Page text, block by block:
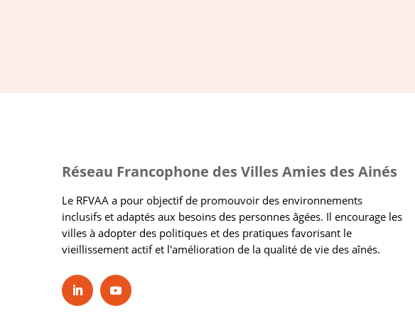
Réseau Francophone des Villes Amies des Ainés
Le RFVAA a pour objectif de promouvoir des environnements
inclusifs et adaptés aux besoins des personnes âgées. Il encourage les
villes à adopter des politiques et des pratiques favorisant le
vieillissement actif et l'amélioration de la qualité de vie des aînés.